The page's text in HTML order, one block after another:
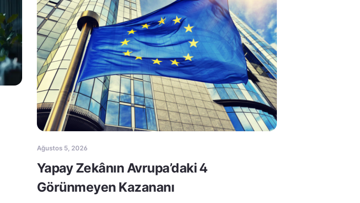
Ağustos 5, 2026
Yapay Zekânın Avrupa’daki 4
Görünmeyen Kazananı